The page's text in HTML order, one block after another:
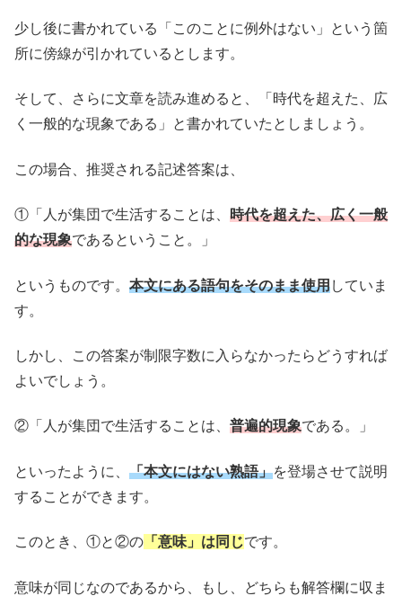
少し後に書かれている「このことに例外はない」という箇
所に傍線が引かれているとします。
そして、さらに文章を読み進めると、「時代を超えた、広
く一般的な現象である」と書かれていたとしましょう。
この場合、推奨される記述答案は、
①「人が集団で生活することは、 時代を超えた、広く一般
的な現象であるということ。」
というものです。 本文にある語句をそのまま使用していま
す。
しかし、この答案が制限字数に入らなかったらどうすれば
よいでしょう。
②「人が集団で生活することは、 普遍的現象である。」
といったように、 「本文にはない熟語」を登場させて説明
することができます。
このとき、①と②の 「意味」は同じです。
意味が同じなのであるから、もし、どちらも解答欄に収ま